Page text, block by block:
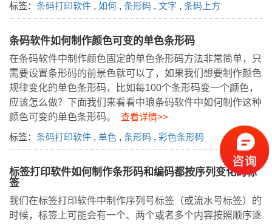
标签： 条码打印软件 , 如何 , 条形码 , 文字 , 条码上方
条码软件如何制作颜色可变的单色条形码
在条码软件中制作颜色固定的单色条形码方法非常简单，只
需要设置条形码的前景色就可以了，如果我们想要制作颜色
规律变化的单色条形码，比如每100个条形码变一个颜色，
应该怎么做？下面我们来看看中琅条码软件中如何制作这种
颜色可变的单色条形码。
查看详情>>
标签： 条码打印软件 , 单色 , 条形码 , 彩色条形码
标签打印软件如何制作条形码和编码都按序列变化的标
签
我们在标签打印软件中制作序列号标签（或流水号标签）的
时候，标签上可能会有一个、两个或者多个内容按照顺序逐